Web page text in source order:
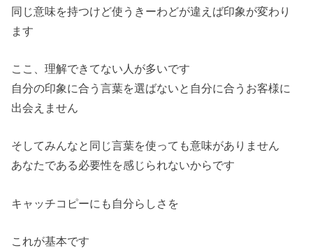
同じ意味を持つけど使うきーわどが違えば印象が変わり
ます
ここ、理解できてない人が多いです
自分の印象に合う言葉を選ばないと自分に合うお客様に
出会えません
そしてみんなと同じ言葉を使っても意味がありません
あなたである必要性を感じられないからです
キャッチコピーにも自分らしさを
これが基本です